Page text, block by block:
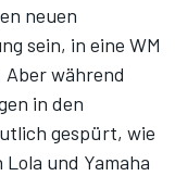
neuen
sein, in eine WM
während
in den
gespürt, wie
und Yamaha